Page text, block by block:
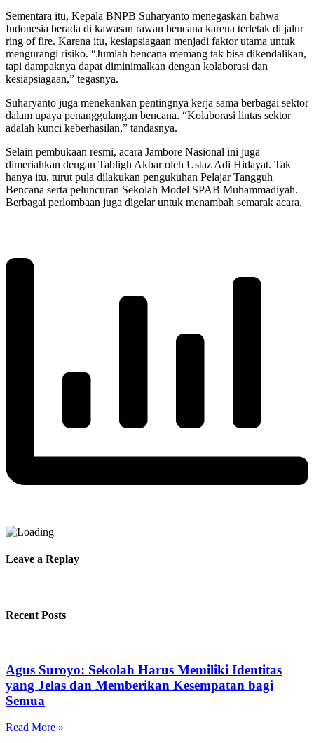
Sementara itu, Kepala BNPB Suharyanto menegaskan bahwa
Indonesia berada di kawasan rawan bencana karena terletak di jalur
ring of fire. Karena itu, kesiapsiagaan menjadi faktor utama untuk
mengurangi risiko. “Jumlah bencana memang tak bisa dikendalikan,
tapi dampaknya dapat diminimalkan dengan kolaborasi dan
kesiapsiagaan,” tegasnya.
Suharyanto juga menekankan pentingnya kerja sama berbagai sektor
dalam upaya penanggulangan bencana. “Kolaborasi lintas sektor
adalah kunci keberhasilan,” tandasnya.
Selain pembukaan resmi, acara Jambore Nasional ini juga
dimeriahkan dengan Tabligh Akbar oleh Ustaz Adi Hidayat. Tak
hanya itu, turut pula dilakukan pengukuhan Pelajar Tangguh
Bencana serta peluncuran Sekolah Model SPAB Muhammadiyah.
Berbagai perlombaan juga digelar untuk menambah semarak acara.
Leave a Replay
Recent Posts
Agus Suroyo: Sekolah Harus Memiliki Identitas
yang Jelas dan Memberikan Kesempatan bagi
Semua
Read More »